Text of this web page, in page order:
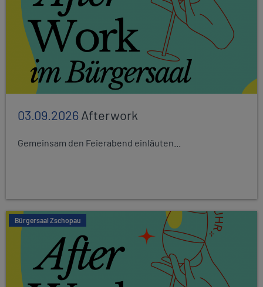
03.09.2026Afterwork
Gemeinsam den Feierabend einläuten...
Bürgersaal Zschopau